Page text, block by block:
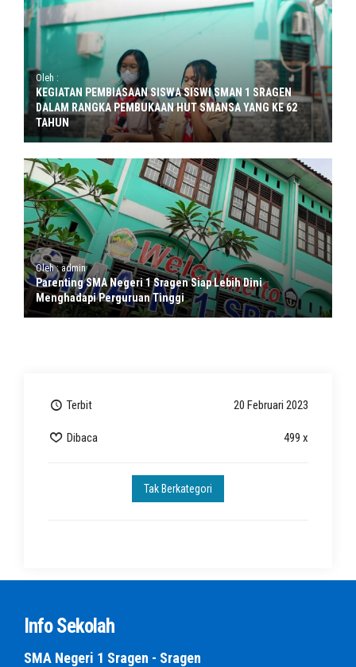
Oleh :
KEGIATAN PEMBIASAAN SISWA SISWI SMAN 1 SRAGEN
DALAM RANGKA PEMBUKAAN HUT SMANSA YANG KE 62
TAHUN
Oleh : admin
Parenting SMA Negeri 1 Sragen Siap Lebih Dini
Menghadapi Perguruan Tinggi
Terbit 20 Februari 2023
Dibaca 499 x
Tak Berkategori
Info Sekolah
SMA Negeri 1 Sragen - Sragen